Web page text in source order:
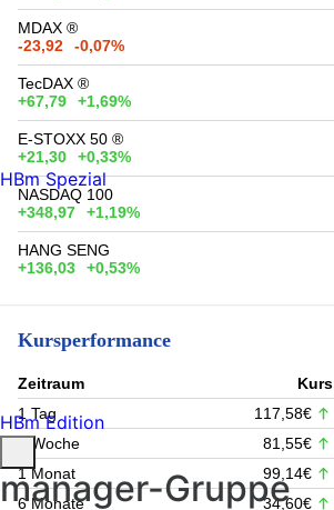
MDAX ®
-23,92
-0,07%
TecDAX ®
+67,79
+1,69%
E-STOXX 50 ®
+21,30
+0,33%
NASDAQ 100
+348,97
+1,19%
HANG SENG
+136,03
+0,53%
Kursperformance
Zeitraum Kurs
1 Tag
117,58€
1 Woche
81,55€
1 Monat
99,14€
6 Monate
34,60€
HBm Spezial
HBm Edition
manager-Gruppe